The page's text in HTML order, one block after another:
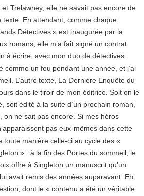
et Trelawney, elle ne savait pas encore de
En attendant, comme chaque
Détectives » est inaugurée par la
romans, elle m’a fait signé un contrat
à écrire, avec mon duo de détectives.
comme un fou pendant une année, et j’ai
L’autre texte, La Dernière Enquête du
dans le tiroir de mon éditrice. Soit on le
soit édité à la suite d’un prochain roman,
on ne sait pas encore. Si mes héros
pas eux-mêmes dans cette
toute manière celle-ci au cycle des «
» : à la fin des Portes du sommeil, le
offre à Singleton un manuscrit qu’un
avait remis des années auparavant. Eh
dont le « contenu a été un véritable